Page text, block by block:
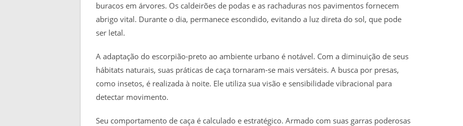
buracos em árvores. Os caldeirões de podas e as rachaduras nos pavimentos fornecem
abrigo vital. Durante o dia, permanece escondido, evitando a luz direta do sol, que pode
ser letal.
A adaptação do escorpião-preto ao ambiente urbano é notável. Com a diminuição de seus
hábitats naturais, suas práticas de caça tornaram-se mais versáteis. A busca por presas,
como insetos, é realizada à noite. Ele utiliza sua visão e sensibilidade vibracional para
detectar movimento.
Seu comportamento de caça é calculado e estratégico. Armado com suas garras poderosas